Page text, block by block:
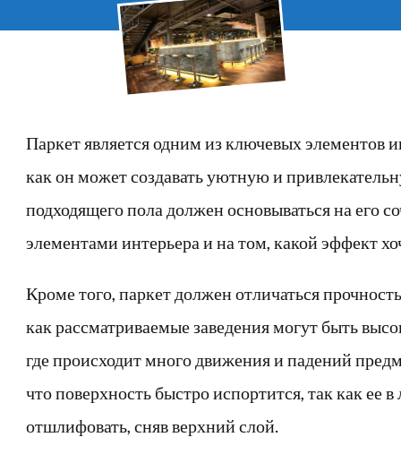
Паркет является одним из ключевых элементов
как он может создавать уютную и
подходящего пола должен основываться на его
элементами интерьера и на том, какой эффект
Кроме того, паркет должен отличаться
как рассматриваемые заведения могут быть
где происходит много движения и падений
что поверхность быстро испортится, так как
отшлифовать, сняв верхний слой.